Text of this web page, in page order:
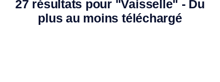
27 résultats pour "Vaisselle" - Du
plus au moins téléchargé